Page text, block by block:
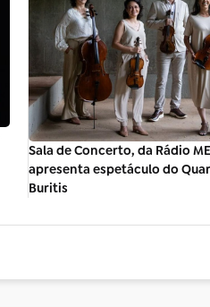
Sala de Concerto, da Rádio
apresenta espetáculo do
Buritis